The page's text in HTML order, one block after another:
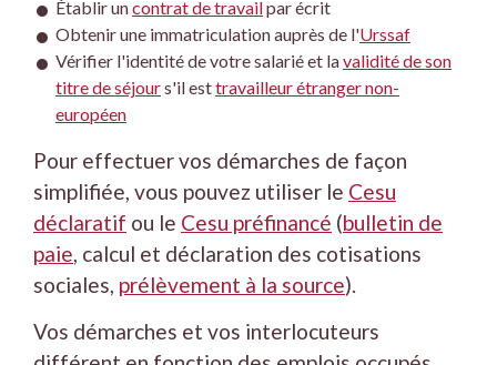
Établir uncontrat de travailpar écrit
Obtenir une immatriculation auprès de l'Urssaf
Vérifier l'identité de votre salarié et lavalidité de son
titre de séjours'il esttravailleur étranger non-
européen
Pour effectuer vos démarches de façon
simplifiée, vous pouvez utiliser le Cesu
déclaratif ou le Cesu préfinancé (bulletin de
paie, calcul et déclaration des cotisations
sociales, prélèvement à la source).
Vos démarches et vos interlocuteurs